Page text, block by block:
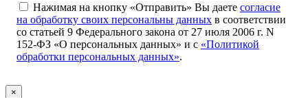
Нажимая на кнопку «Отправить» Вы даете согласие
на обработку своих персональны данных в соответствии
со статьей 9 Федерального закона от 27 июля 2006 г. N
152-ФЗ «О персональных данных» и с «Политикой
обработки персональных данных».
×